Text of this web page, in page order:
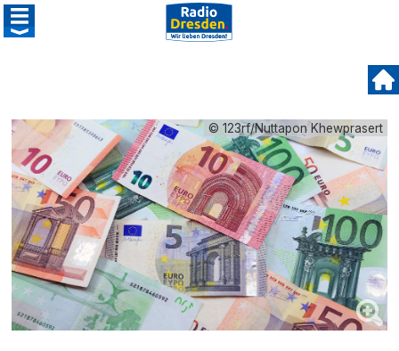
© 123rf/Nuttapon Khewprasert